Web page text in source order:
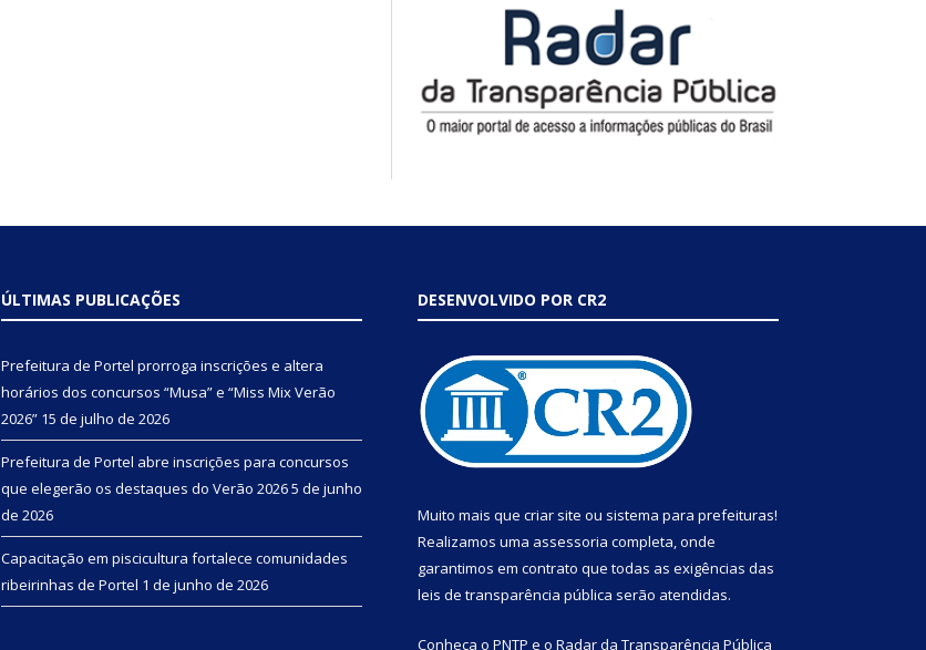
ÚLTIMAS PUBLICAÇÕES
Prefeitura de Portel prorroga inscrições e altera
horários dos concursos “Musa” e “Miss Mix Verão
2026” 15 de julho de 2026
Prefeitura de Portel abre inscrições para concursos
que elegerão os destaques do Verão 20265 de junho
de 2026
Capacitação em piscicultura fortalece comunidades
ribeirinhas de Portel 1 de junho de 2026
DESENVOLVIDO POR CR2
Muito mais que criar site ou sistema para prefeituras!
Realizamos uma assessoria completa, onde
garantimos em contrato que todas as exigências das
leis de transparência pública serão atendidas.
Conheça o PNTP e o Radar da Transparência Pública